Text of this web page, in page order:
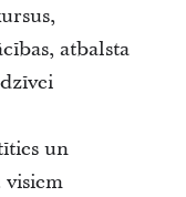
atbalsta
un